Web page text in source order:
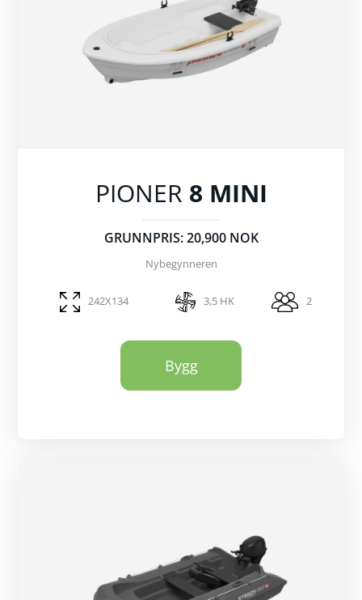
PIONER 8 MINI
GRUNNPRIS: 20,900 NOK
Nybegynneren
242X134 3,5 HK 2
Bygg